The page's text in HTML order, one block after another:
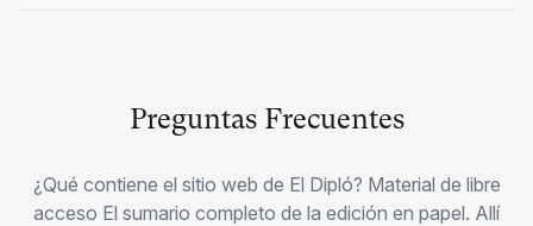
Preguntas Frecuentes
¿Qué contiene el sitio web de El Dipló? Material de libre
acceso El sumario completo de la edición en papel. Allí